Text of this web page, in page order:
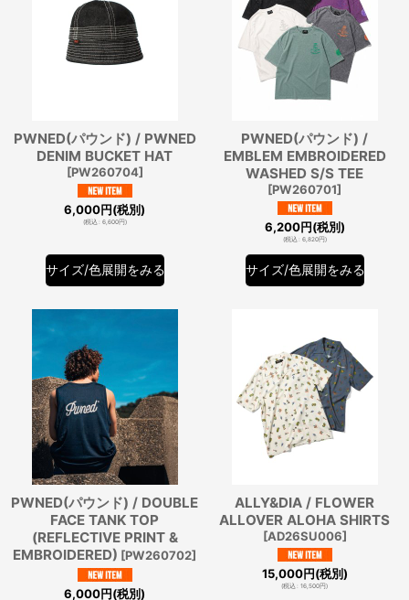
PWNED(パウンド) / PWNED
DENIM BUCKET HAT
[PW260704]
6,000円(税別)
(税込: 6,600円)
サイズ/色展開をみる
PWNED(パウンド) /
EMBLEM EMBROIDERED
WASHED S/S TEE
[PW260701]
6,200円(税別)
(税込: 6,820円)
サイズ/色展開をみる
PWNED(パウンド) / DOUBLE
FACE TANK TOP
(REFLECTIVE PRINT &
EMBROIDERED) [PW260702]
6,000円(税別)
ALLY&DIA / FLOWER
ALLOVER ALOHA SHIRTS
[AD26SU006]
15,000円(税別)
(税込: 16,500円)